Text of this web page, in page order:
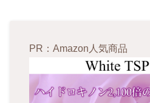
PR：Amazon人気商品